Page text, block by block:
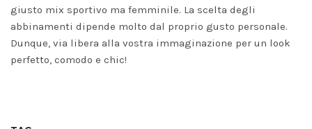
giusto mix sportivo ma femminile. La scelta degli
abbinamenti dipende molto dal proprio gusto personale.
Dunque, via libera alla vostra immaginazione per un look
perfetto, comodo e chic!